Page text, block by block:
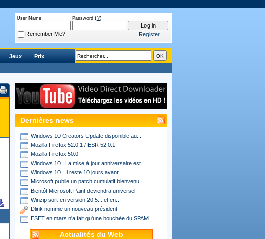
Jeux
Prix
User Name Password (?)
Remember Me? Register
Dernières news
Windows 10 Creators Update disponible au...
Mozilla Firefox 52.0.1 / ESR 52.0.1
Mozilla Firefox 50.0
Windows 10 : La mise à jour anniversaire est...
Windows 10 : Il reste 10 jours avant...
Microsoft publie un patch cumulatif bienvenu...
Bientôt Microsoft Paint deviendra universel
Winzip sort en version 20.5... et en...
Dlink nomme un nouveau président
ESET en mars n'a fait qu'une bouchée du SPAM
Actualités du Web